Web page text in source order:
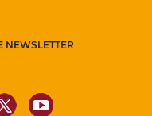
NEWSLETTER